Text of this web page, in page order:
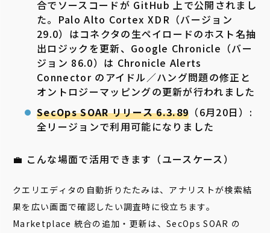
合でソースコードが GitHub 上で公開されまし
た。Palo Alto Cortex XDR（バージョン
29.0）はコネクタの生ペイロードのホスト名抽
出ロジックを更新、Google Chronicle（バー
ジョン 86.0）は Chronicle Alerts
Connector のアイドル／ハング問題の修正と
オントロジーマッピングの更新が行われました
SecOps SOAR リリース 6.3.89 （6月20日）:
全リージョンで利用可能になりました
💼 こんな場面で活用できます（ユースケース）
クエリエディタの自動折りたたみは、アナリストが検索結
果を広い画面で確認したい調査時に役立ちます。
Marketplace 統合の追加・更新は、SecOps SOAR の